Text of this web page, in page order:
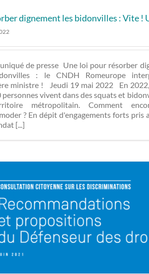
dignement les bidonvilles : Vite !
de presse Une loi pour résorber
: le CNDH Romeurope
ministre ! Jeudi 19 mai 2022 En
personnes vivent dans des squats et
métropolitain. Comment
? En dépit d'engagements forts pris
[...]